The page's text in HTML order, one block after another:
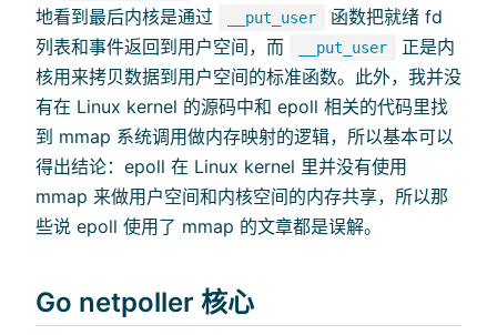
地看到最后内核是通过
__put_user
函数把就绪 fd
列表和事件返回到用户空间，而
__put_user
正是内
核用来拷贝数据到用户空间的标准函数。此外，我并没
有在 Linux kernel 的源码中和 epoll 相关的代码里找
到 mmap 系统调用做内存映射的逻辑，所以基本可以
得出结论：epoll 在 Linux kernel 里并没有使用
mmap 来做用户空间和内核空间的内存共享，所以那
些说 epoll 使用了 mmap 的文章都是误解。
Go netpoller 核心